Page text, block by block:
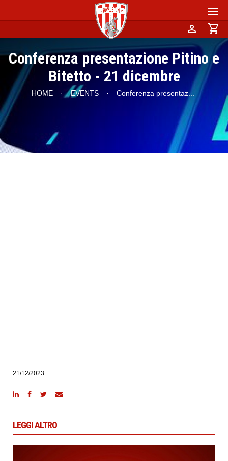
person shopping_cart
Conferenza presentazione Pitino e
Bitetto - 21 dicembre
HOME · EVENTS · Conferenza presentaz...
21/12/2023
LEGGI ALTRO